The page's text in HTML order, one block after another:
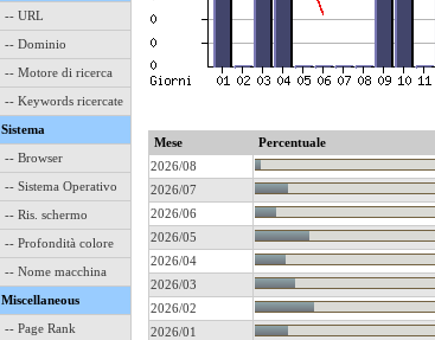
-- URL
-- Dominio
-- Motore di ricerca
-- Keywords ricercate
Sistema
-- Browser
-- Sistema Operativo
-- Ris. schermo
-- Profondità colore
-- Nome macchina
Miscellaneous
-- Page Rank
Mese Percentuale
2026/08
2026/07
2026/06
2026/05
2026/04
2026/03
2026/02
2026/01